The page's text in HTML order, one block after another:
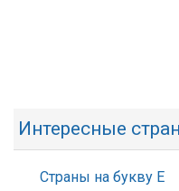
Интересные
Страны на букву Е